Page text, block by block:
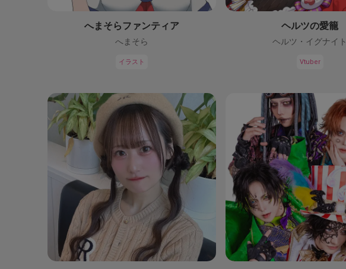
へまそらファンティア
へまそら
イラスト
ヘルツの愛籠
ヘルツ・イグナイト
Vtuber